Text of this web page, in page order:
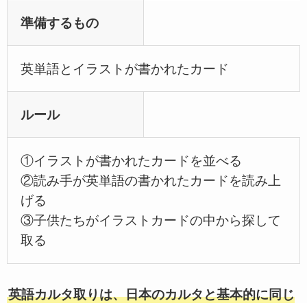
準備するもの
英単語とイラストが書かれたカード
ルール
①イラストが書かれたカードを並べる
②読み手が英単語の書かれたカードを読み上
げる
③子供たちがイラストカードの中から探して
取る
英語カルタ取りは、日本のカルタと基本的に同じ